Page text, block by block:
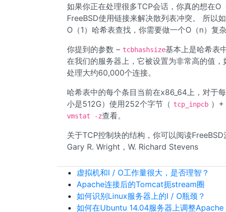
如果你正在处理很多TCP会话，你真的想在O
FreeBSD使用链接来解决散列表冲突。 所以
O（1）哈希表查找，你需要做一个O（n）复
你提到的参数 – tcbhashsize基本上是哈希表
在我们的服务器上，它被设置为非常高的值，
处理大约60,000个连接。
哈希表中的每个条目当前在x86_64上，对于
小是512G）使用252个字节（ tcp_inpcb ）
vmstat -z查看。
关于TCP控制块的结构，你可以阅读
Gary R. Wright，W. Richard Stevens
虚拟机和I / O工作量很大，是否理智？
Apache连接后的Tomcat扼stream圈
如何识别Linux服务器上的I / O瓶颈？
如何在Ubuntu 14.04服务器上调整Apache